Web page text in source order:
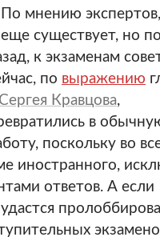
По мнению экспертов,
существует, но
к экзаменам
по выражению
Сергея Кравцова,
в
поскольку во
иностранного,
ответов. А если